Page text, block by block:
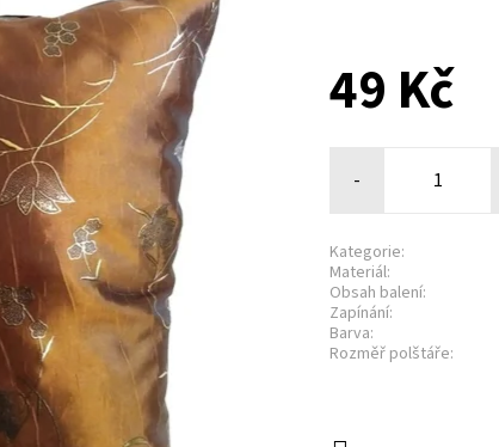
49 Kč
-
Kategorie:
Materiál:
Obsah balení:
Zapínání:
Barva:
Rozměř polštáře: